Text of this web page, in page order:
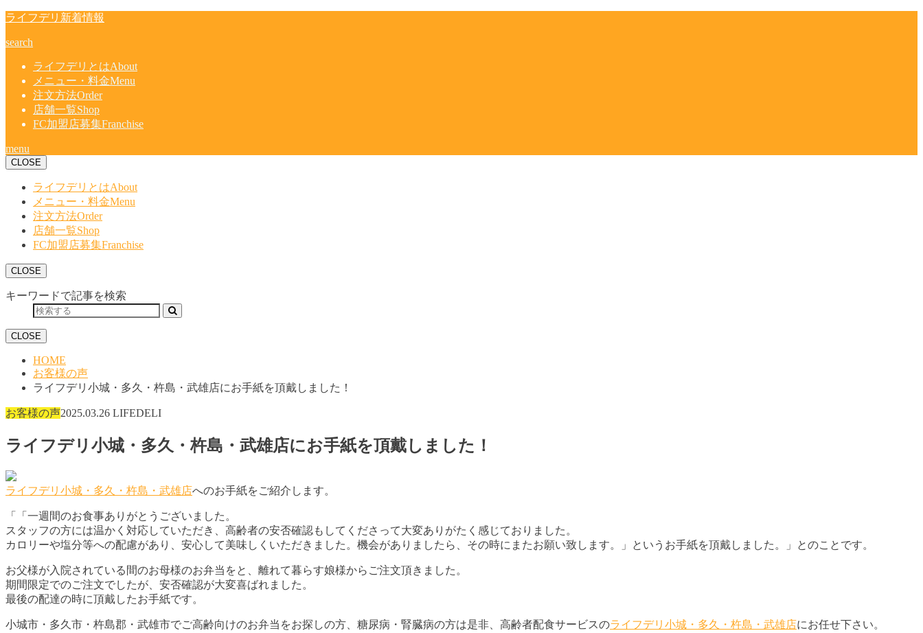
ライフデリ新着情報
search
ライフデリとはAbout
メニュー・料金Menu
注文方法Order
店舗一覧Shop
FC加盟店募集Franchise
menu
CLOSE
ライフデリとはAbout
メニュー・料金Menu
注文方法Order
店舗一覧Shop
FC加盟店募集Franchise
CLOSE
キーワードで記事を検索
CLOSE
HOME
お客様の声
ライフデリ小城・多久・杵島・武雄店にお手紙を頂戴しました！
お客様の声2025.03.26 LIFEDELI
ライフデリ小城・多久・杵島・武雄店にお手紙を頂戴しました！
ライフデリ小城・多久・杵島・武雄店へのお手紙をご紹介します。
「「一週間のお食事ありがとうございました。
スタッフの方には温かく対応していただき、高齢者の安否確認もしてくださって大変ありがたく感じておりました。
カロリーや塩分等への配慮があり、安心して美味しくいただきました。機会がありましたら、その時にまたお願い致します。」というお手紙を頂戴しました。」とのことです。
お父様が入院されている間のお母様のお弁当をと、離れて暮らす娘様からご注文頂きました。
期間限定でのご注文でしたが、安否確認が大変喜ばれました。
最後の配達の時に頂戴したお手紙です。
小城市・多久市・杵島郡・武雄市でご高齢向けのお弁当をお探しの方、糖尿病・腎臓病の方は是非、高齢者配食サービスのライフデリ小城・多久・杵島・武雄店にお任せ下さい。